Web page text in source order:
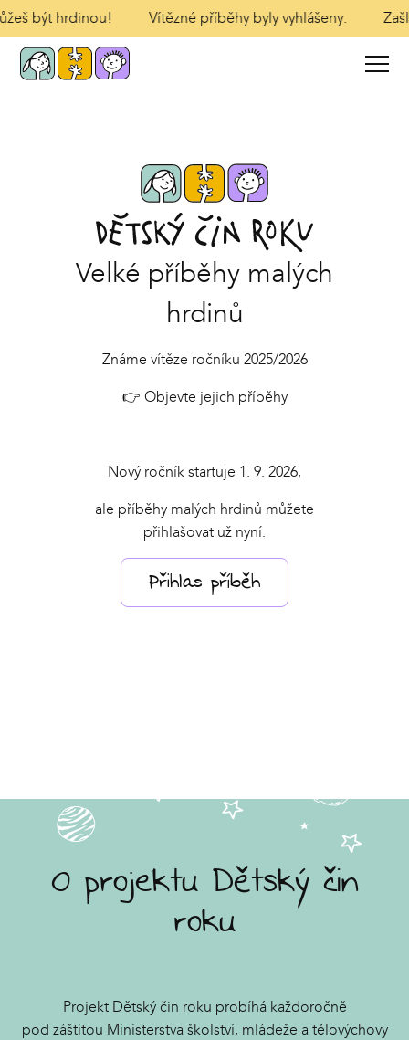
být hrdinou! Vítězné příběhy byly vyhlášeny. Zašli
Velké příběhy malých
hrdinů
Známe vítěze ročníku 2025/2026
👉 Objevte jejich příběhy
Nový ročník startuje 1. 9. 2026,
ale příběhy malých hrdinů můžete
přihlašovat už nyní.
Přihlas příběh
O projektu Dětský čin
roku
Projekt Dětský čin roku probíhá každoročně
pod záštitou Ministerstva školství, mládeže a tělovýchovy